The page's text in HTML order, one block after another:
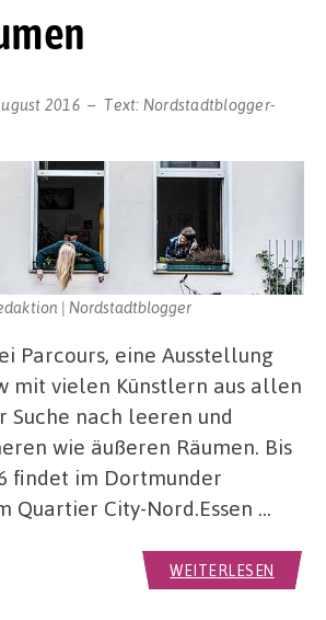
2016 Text: Nordstadtblogger-
| Nordstadtblogger
Parcours, eine Ausstellung
mit vielen Künstlern aus allen
Suche nach leeren und
wie äußeren Räumen. Bis
findet im Dortmunder
Quartier City-Nord.Essen …
WEITERLESEN